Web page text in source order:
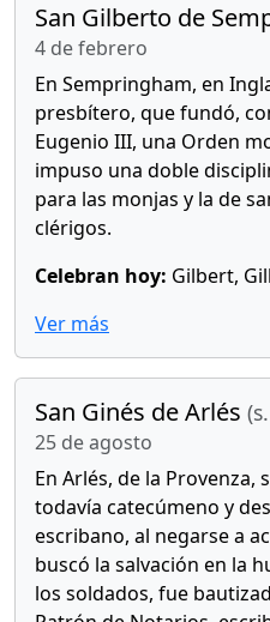
San Gilberto de
4 de febrero
En Sempringham, en
presbítero, que fundó,
Eugenio III, una Orden
impuso una doble
para las monjas y la de
clérigos.
Celebran hoy: Gilbert,
Ver más
San Ginés de Arlés
25 de agosto
En Arlés, de la Provenza,
todavía catecúmeno y
escribano, al negarse a
buscó la salvación en la
los soldados, fue